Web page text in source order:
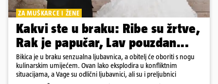
ZA MUŠKARCE I ŽENE
Kakvi ste u braku: Ribe su žrtve,
Rak je papučar, Lav pouzdan...
Bikica je u braku senzualna ljubavnica, a obitelj će oboriti s nogu
kulinarskim umijećem. Ovan lako eksplodira u konfliktnim
situacijama, a Vage su odlični ljubavnici, ali su i preljubnici